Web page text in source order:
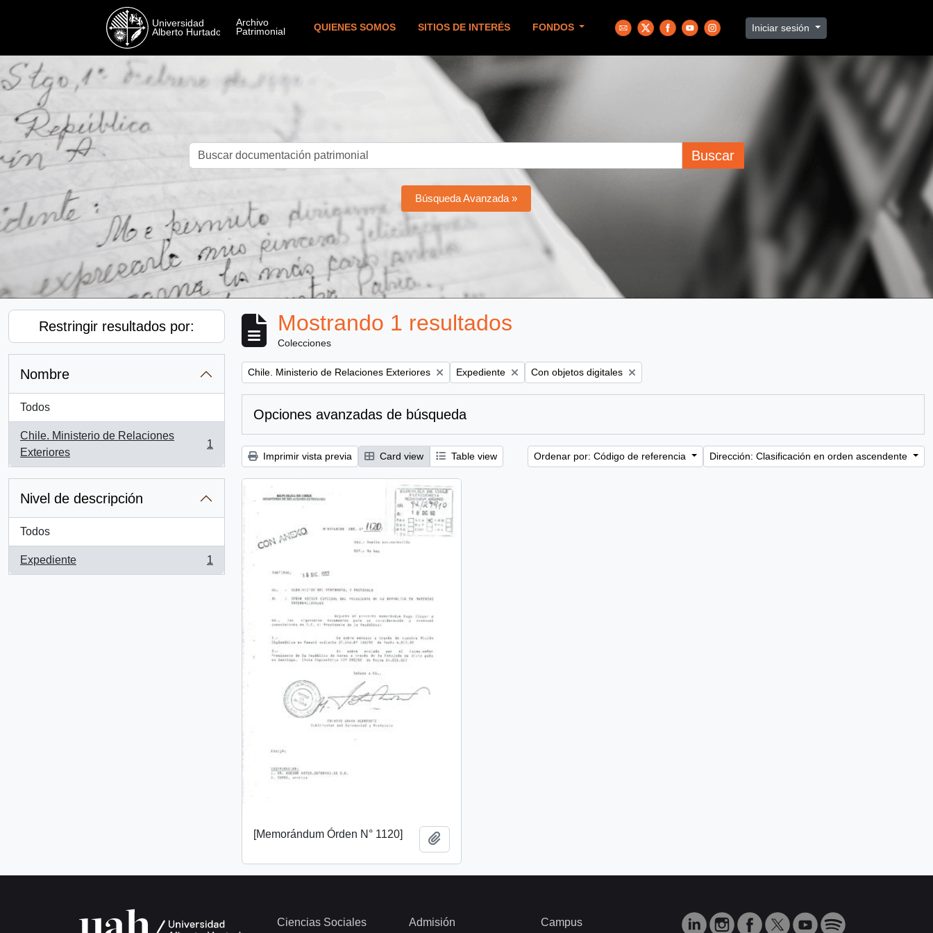
QUIENES SOMOS SITIOS DE INTERÉS FONDOS Iniciar sesión
Buscar
Búsqueda Avanzada »
Restringir resultados por:
Nombre
Todos
Chile. Ministerio de Relaciones
Exteriores
, 1 resultados
1
Nivel de descripción
Todos
Expediente
, 1 resultados
1
Mostrando 1 resultados
Colecciones
Remove filter:
Chile. Ministerio de Relaciones Exteriores Remove filter:
Expediente Remove filter:
Con objetos digitales
Opciones avanzadas de búsqueda
Imprimir vista previa Card view Table view Ordenar por: Código de referencia Dirección: Clasificación en orden ascendente
[Memorándum Órden N° 1120]
Ciencias Sociales Admisión Campus